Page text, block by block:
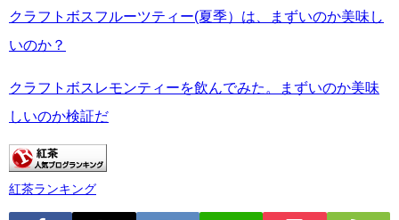
クラフトボスフルーツティー(夏季）は、まずいのか美味し
いのか？
クラフトボスレモンティーを飲んでみた。まずいのか美味
しいのか検証だ
紅茶ランキング